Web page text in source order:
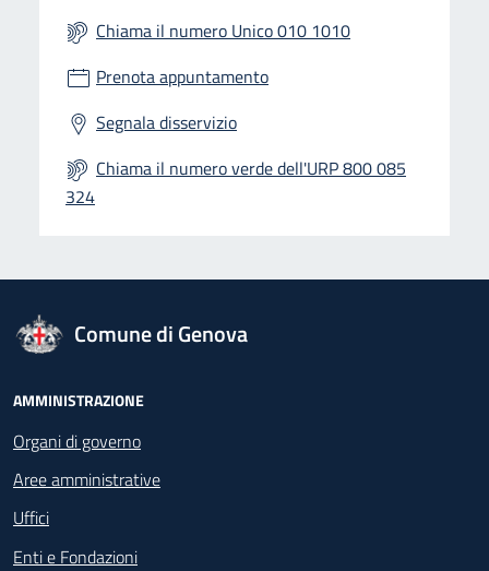
Chiama il numero Unico 010 1010
Prenota appuntamento
Segnala disservizio
Chiama il numero verde dell'URP 800 085
324
logo Unione Europea
Comune di Genova
Footer - Navigazione
AMMINISTRAZIONE
Organi di governo
Aree amministrative
Uffici
Enti e Fondazioni